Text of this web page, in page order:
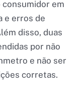
em
e erros de
disso, duas
por não
e não ser
corretas.